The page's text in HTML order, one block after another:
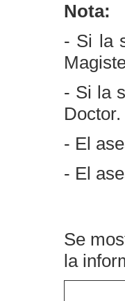
Nota:
- Si la
- Si la
Doctor.
- El
- El
Se
la